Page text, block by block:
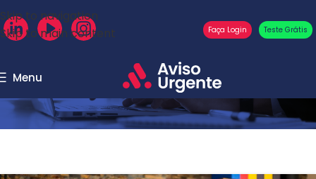
Skip to navigation
Skip to main content
Faça Login Teste Grátis
Menu